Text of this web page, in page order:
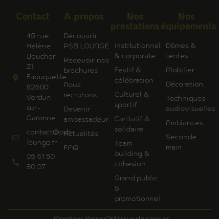
Contact
45 rue
Hélène
Boucher
ZI
Faouquette
82600
Verdun-
sur-
Garonne
contact@psb-
lounge.fr
05 61 50
80 07
A propos
Découvrir
PSB LOUNGE
Recevoir nos
brochures
Nous
recrutons
Devenir
ambassadeur
Actualités
FAQ
Nos
prestations
Institutionnel
& corporate
Festif &
célébration
Culturel &
sportif
Caritatif &
solidaire
Team
building &
cohesion
Grand public
&
promotionnel
Nos
équipements
Dômes &
tentes
Mobilier
Décoration
Techniques
audiovisuelles
Ambiances
Seconde
main